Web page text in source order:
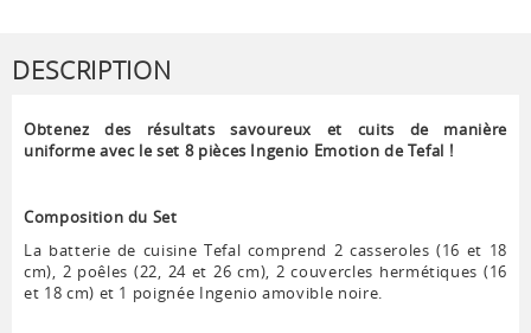
DESCRIPTION
Obtenez des résultats savoureux et cuits de manière
uniforme avec le set 8 pièces Ingenio Emotion de Tefal !
Composition du Set
La batterie de cuisine Tefal comprend 2 casseroles (16 et 18
cm), 2 poêles (22, 24 et 26 cm), 2 couvercles hermétiques (16
et 18 cm) et 1 poignée Ingenio amovible noire.